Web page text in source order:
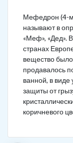
Мефедрон (4-
называют в
«Меф», «Дед».
странах
вещество
продавалось
ванной, в виде
защиты от
коричневого